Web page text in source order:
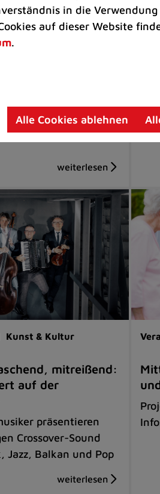
bei
33 Grad Celsius
Kunst & Kultur
mitreißend:
auf der
präsentieren
Crossover-Sound
Jazz, Balkan und Pop
in die Verwendung
auf dieser Website
.
Alle Cookies ablehnen